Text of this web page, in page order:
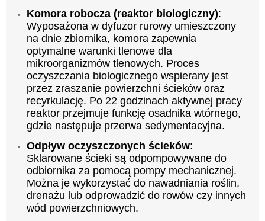
Komora robocza (reaktor biologiczny):
Wyposażona w dyfuzor rurowy umieszczony
na dnie zbiornika, komora zapewnia
optymalne warunki tlenowe dla
mikroorganizmów tlenowych. Proces
oczyszczania biologicznego wspierany jest
przez zraszanie powierzchni ścieków oraz
recyrkulację. Po 22 godzinach aktywnej pracy
reaktor przejmuje funkcję osadnika wtórnego,
gdzie następuje przerwa sedymentacyjna.
Odpływ oczyszczonych ścieków:
Sklarowane ścieki są odpompowywane do
odbiornika za pomocą pompy mechanicznej.
Można je wykorzystać do nawadniania roślin,
drenażu lub odprowadzić do rowów czy innych
wód powierzchniowych.